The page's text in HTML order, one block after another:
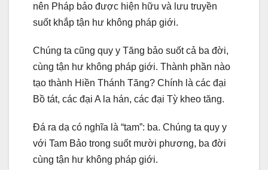
nên Pháp bảo được hiện hữu và lưu truyền
suốt khắp tận hư không pháp giới.
Chúng ta cũng quy y Tăng bảo suốt cả ba đời,
cùng tận hư không pháp giới. Thành phần nào
tạo thành Hiền Thánh Tăng? Chính là các đại
Bồ tát, các đại A la hán, các đại Tỳ kheo tăng.
Đá ra dạ có nghĩa là “tam”: ba. Chúng ta quy y
với Tam Bảo trong suốt mười phương, ba đời
cùng tận hư không pháp giới.